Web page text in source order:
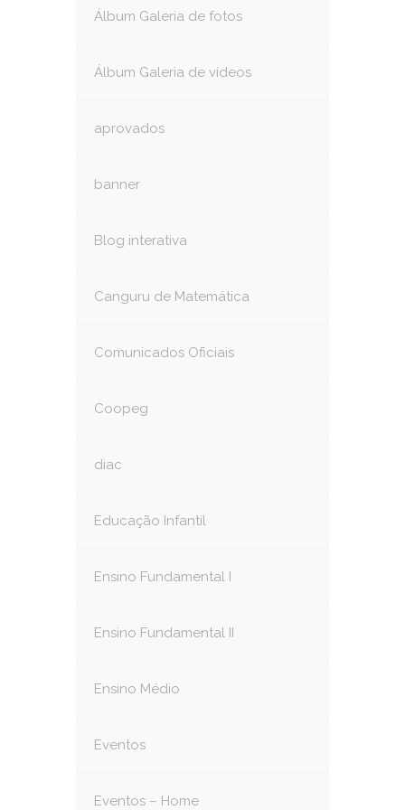
Álbum Galeria de fotos
Álbum Galeria de vídeos
aprovados
banner
Blog interativa
Canguru de Matemática
Comunicados Oficiais
Coopeg
diac
Educação Infantil
Ensino Fundamental I
Ensino Fundamental II
Ensino Médio
Eventos
Eventos – Home